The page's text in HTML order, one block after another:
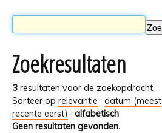
Zoekresultaten
3 resultaten voor de zoekopdracht.
Sorteer op relevantie · datum (meest
recente eerst) · alfabetisch
Geen resultaten gevonden.